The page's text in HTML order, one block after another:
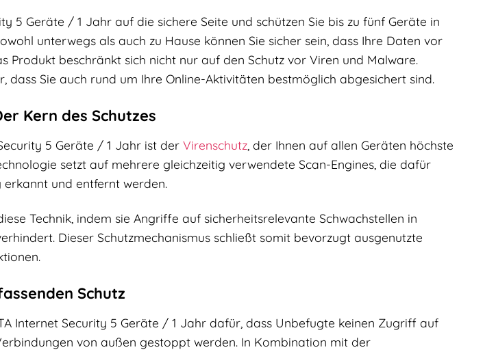
5 Geräte / 1 Jahr auf die sichere Seite und schützen Sie bis zu fünf Geräte in
unterwegs als auch zu Hause können Sie sicher sein, dass Ihre Daten vor
Produkt beschränkt sich nicht nur auf den Schutz vor Viren und Malware.
dass Sie auch rund um Ihre Online-Aktivitäten bestmöglich abgesichert sind.
Kern des Schutzes
5 Geräte / 1 Jahr ist der Virenschutz, der Ihnen auf allen Geräten höchste
setzt auf mehrere gleichzeitig verwendete Scan-Engines, die dafür
und entfernt werden.
Technik, indem sie Angriffe auf sicherheitsrelevante Schwachstellen in
Dieser Schutzmechanismus schließt somit bevorzugt ausgenutzte
Schutz
Internet Security 5 Geräte / 1 Jahr dafür, dass Unbefugte keinen Zugriff auf
von außen gestoppt werden. In Kombination mit der